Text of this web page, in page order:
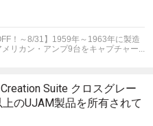
！～8/31】1959年～1963年に製造
リカン・アンプ9台をキャプチャー...
Suite クロスグレー
上のUJAM製品を所有されて